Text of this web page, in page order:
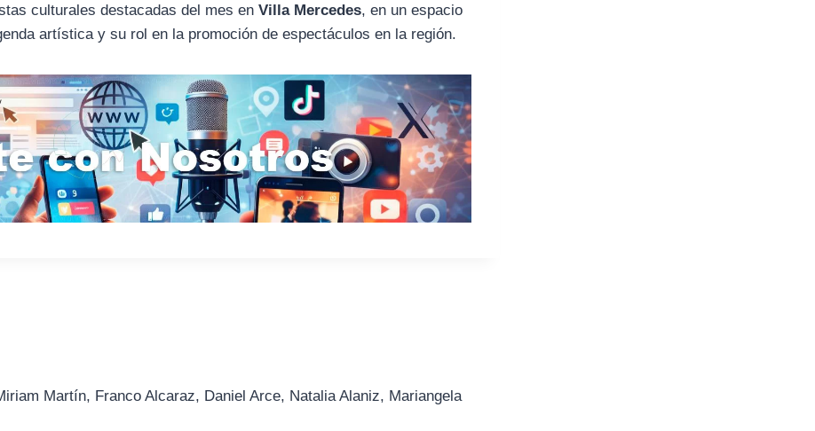
culturales destacadas del mes enVilla Mercedes, en un espacio
artística y su rol en la promoción de espectáculos en la región.
Martín, Franco Alcaraz, Daniel Arce, Natalia Alaniz, Mariangela